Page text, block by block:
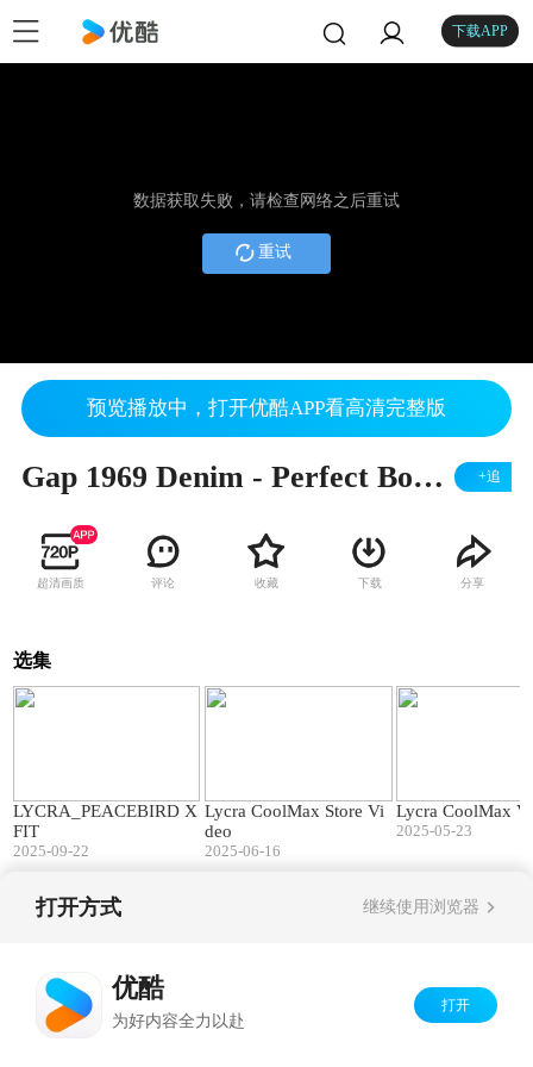
下载APP
数据获取失败，请检查网络之后重试
重试
预览播放中，打开优酷APP看高清完整版
Gap 1969 Denim - Perfect Boot Fit (Womens) +追
超清画质 评论 收藏 下载 分享
选集
LYCRA_PEACEBIRD X
FIT
2025-09-22
Lycra CoolMax Store Vi
deo
2025-06-16
Lycra CoolMax
2025-05-23
打开方式 继续使用浏览器
优酷
为好内容全力以赴
打开